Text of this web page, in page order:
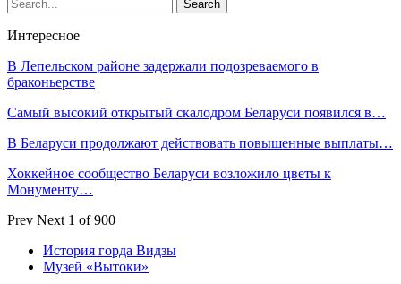
Интересное
В Лепельском районе задержали подозреваемого в
браконьерстве
Самый высокий открытый скалодром Беларуси появился в…
В Беларуси продолжают действовать повышенные выплаты…
Хоккейное сообщество Беларуси возложило цветы к
Монументу…
Prev Next 1 of 900
История горда Видзы
Музей «Вытоки»